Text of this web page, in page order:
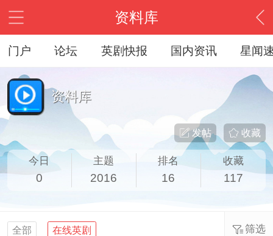
资料库
门户 论坛 英剧快报 国内资讯 星闻
资料库
收藏
发帖
今日
0
主题
2016
排名
16
收藏
117
全部 在线英剧 筛选